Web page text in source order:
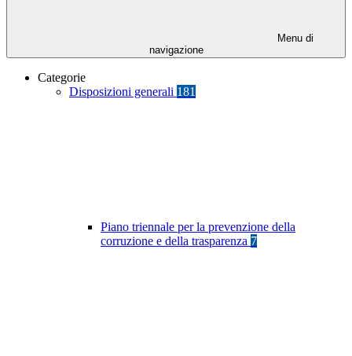
Menu di
navigazione
Categorie
Disposizioni generali 181
Piano triennale per la prevenzione della
corruzione e della trasparenza 7